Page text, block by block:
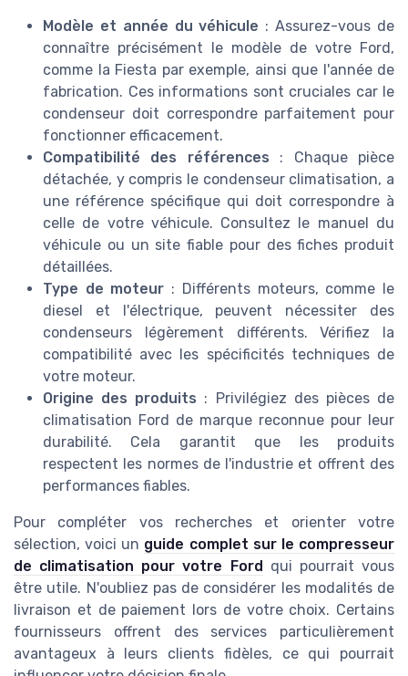
Modèle et année du véhicule : Assurez-vous de
connaître précisément le modèle de votre Ford,
comme la Fiesta par exemple, ainsi que l'année de
fabrication. Ces informations sont cruciales car le
condenseur doit correspondre parfaitement pour
fonctionner efficacement.
Compatibilité des références : Chaque pièce
détachée, y compris le condenseur climatisation, a
une référence spécifique qui doit correspondre à
celle de votre véhicule. Consultez le manuel du
véhicule ou un site fiable pour des fiches produit
détaillées.
Type de moteur : Différents moteurs, comme le
diesel et l'électrique, peuvent nécessiter des
condenseurs légèrement différents. Vérifiez la
compatibilité avec les spécificités techniques de
votre moteur.
Origine des produits : Privilégiez des pièces de
climatisation Ford de marque reconnue pour leur
durabilité. Cela garantit que les produits
respectent les normes de l'industrie et offrent des
performances fiables.
Pour compléter vos recherches et orienter votre
sélection, voici un guide complet sur le compresseur
de climatisation pour votre Ford
qui pourrait vous
être utile. N'oubliez pas de considérer les modalités de
livraison et de paiement lors de votre choix. Certains
fournisseurs offrent des services particulièrement
avantageux à leurs clients fidèles, ce qui pourrait